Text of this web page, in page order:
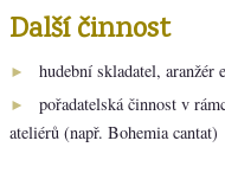
Další činnost
► hudební skladatel, aranžér
► pořadatelská činnost v
ateliérů (např. Bohemia cantat)